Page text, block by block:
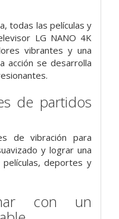
todas las películas y
LG NANO 4K
vibrantes y una
acción se desarrolla
de partidos
de vibración para
y lograr una
películas, deportes y
con un